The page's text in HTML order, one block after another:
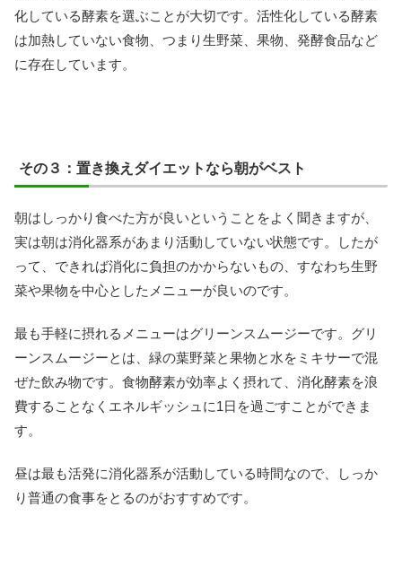
化している酵素を選ぶことが大切です。活性化している酵素
は加熱していない食物、つまり生野菜、果物、発酵食品など
に存在しています。
その３：置き換えダイエットなら朝がベスト
朝はしっかり食べた方が良いということをよく聞きますが、
実は朝は消化器系があまり活動していない状態です。したが
って、できれば消化に負担のかからないもの、すなわち生野
菜や果物を中心としたメニューが良いのです。
最も手軽に摂れるメニューはグリーンスムージーです。グリ
ーンスムージーとは、緑の葉野菜と果物と水をミキサーで混
ぜた飲み物です。食物酵素が効率よく摂れて、消化酵素を浪
費することなくエネルギッシュに1日を過ごすことができま
す。
昼は最も活発に消化器系が活動している時間なので、しっか
り普通の食事をとるのがおすすめです。